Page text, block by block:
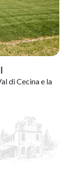
di Cecina e la